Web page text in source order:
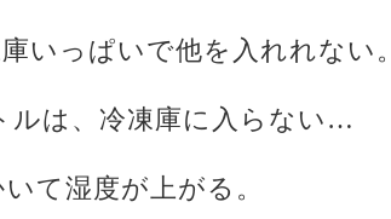
いっぱいで他を入れれない。
ルは、冷凍庫に入らない…
て湿度が上がる。